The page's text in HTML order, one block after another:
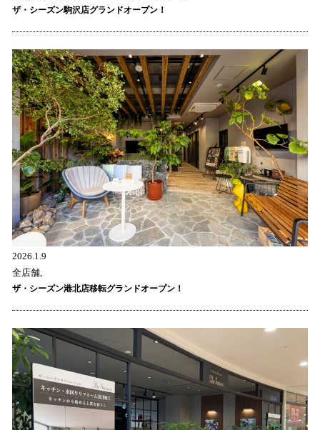
ザ・シーズン駒沢店グランドオープン！
2026.1.9
全店舗,
ザ・シーズン港北店移転グランドオープン！